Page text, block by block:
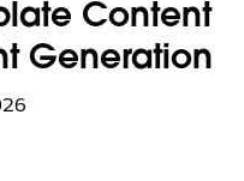
Content
Generation